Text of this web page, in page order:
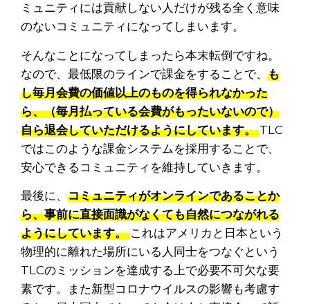
ミュニティには貢献しない人だけが残る全く意味
のないコミュニティになってしまいます。
そんなことになってしまったら本末転倒ですね。
なので、最低限のラインで課金をすることで、 も
し毎月会費の価値以上のものを得られなかった
ら、（毎月払っている会費がもったいないので）
自ら退会していただけるようにしています。TLC
ではこのような課金システムを採用することで、
安心できるコミュニティを維持していきます。
最後に、 コミュニティがオンラインであることか
ら、事前に直接面識がなくても自然につながれる
ようにしています。これはアメリカと日本という
物理的に離れた場所にいる人同士をつなぐという
TLCのミッションを達成する上で必要不可欠な要
素です。また新型コロナウイルスの影響も考慮す